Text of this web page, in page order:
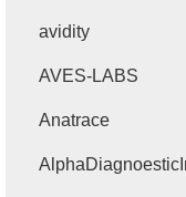
avidity
AVES-LABS
Anatrace